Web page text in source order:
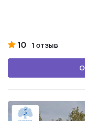
10 1 отзыв